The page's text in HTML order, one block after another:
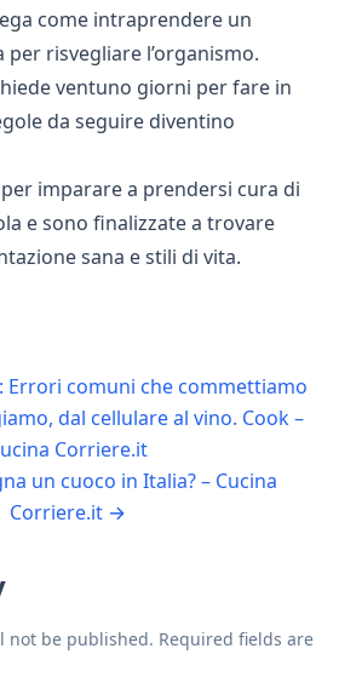
come intraprendere un
risvegliare l’organismo.
ventuno giorni per fare in
da seguire diventino
imparare a prendersi cura di
e sono finalizzate a trovare
sana e stili di vita.
Errori comuni che commettiamo
dal cellulare al vino. Cook –
Corriere.it
un cuoco in Italia? – Cucina
Corriere.it →
not be published. Required fields are